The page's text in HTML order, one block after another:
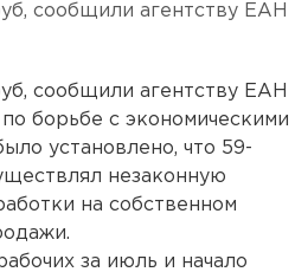
сообщили агентству ЕАН
сообщили агентству ЕАН
борьбе с экономическими
установлено, что 59-
незаконную
на собственном
за июль и начало